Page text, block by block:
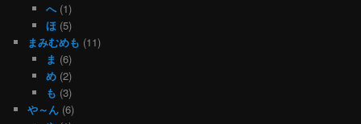
へ(1)
ほ (5)
まみむめも (11)
ま (6)
め(2)
も (3)
や～ん (6)